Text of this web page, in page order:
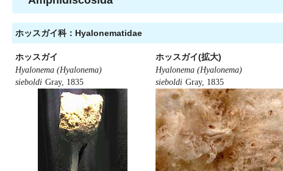
ホッスガイ科：Hyalonematidae
ホッスガイ
Hyalonema (Hyalonema)
sieboldi Gray, 1835
ホッスガイ(拡大)
Hyalonema (Hyalonema)
sieboldi Gray, 1835